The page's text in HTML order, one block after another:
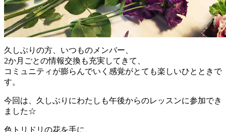
久しぶりの方、いつものメンバー、
2か月ごとの情報交換も充実してきて、
コミュニティが膨らんでいく感覚がとても楽しいひとときで
す。
今回は、久しぶりにわたしも午後からのレッスンに参加でき
ました☆
色トリドリの花を手に、